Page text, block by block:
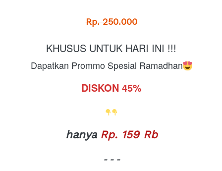
Rp. 250.000
KHUSUS UNTUK HARI INI !!!
Dapatkan Prommo Spesial Ramadhan
DISKON 45%
hanya Rp. 159 Rb
- - -